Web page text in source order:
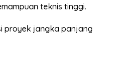
teknis tinggi.
proyek jangka panjang